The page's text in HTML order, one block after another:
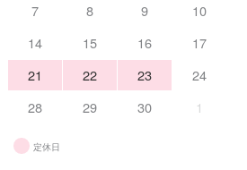
7
8 9 10
14
15 16 17
21
22 23 24
28
29 30 1
定休日